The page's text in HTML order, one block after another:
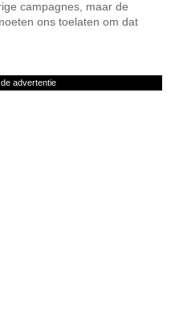
campagnes, maar de
ons toelaten om dat
advertentie